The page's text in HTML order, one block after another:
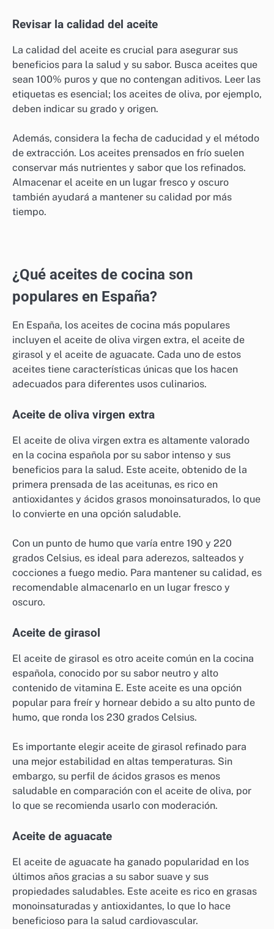
Revisar la calidad del aceite
La calidad del aceite es crucial para asegurar sus
beneficios para la salud y su sabor. Busca aceites que
sean 100% puros y que no contengan aditivos. Leer las
etiquetas es esencial; los aceites de oliva, por ejemplo,
deben indicar su grado y origen.
Además, considera la fecha de caducidad y el método
de extracción. Los aceites prensados en frío suelen
conservar más nutrientes y sabor que los refinados.
Almacenar el aceite en un lugar fresco y oscuro
también ayudará a mantener su calidad por más
tiempo.
populares en España?
En España, los aceites de cocina más populares
incluyen el aceite de oliva virgen extra, el aceite de
girasol y el aceite de aguacate. Cada uno de estos
aceites tiene características únicas que los hacen
adecuados para diferentes usos culinarios.
El aceite de oliva virgen extra es altamente valorado
en la cocina española por su sabor intenso y sus
beneficios para la salud. Este aceite, obtenido de la
primera prensada de las aceitunas, es rico en
lo convierte en una opción saludable.
Con un punto de humo que varía entre 190 y 220
grados Celsius, es ideal para aderezos, salteados y
cocciones a fuego medio. Para mantener su calidad, es
recomendable almacenarlo en un lugar fresco y
oscuro.
Aceite de girasol
El aceite de girasol es otro aceite común en la cocina
española, conocido por su sabor neutro y alto
contenido de vitamina E. Este aceite es una opción
humo, que ronda los 230 grados Celsius.
Es importante elegir aceite de girasol refinado para
una mejor estabilidad en altas temperaturas. Sin
embargo, su perfil de ácidos grasos es menos
saludable en comparación con el aceite de oliva, por
lo que se recomienda usarlo con moderación.